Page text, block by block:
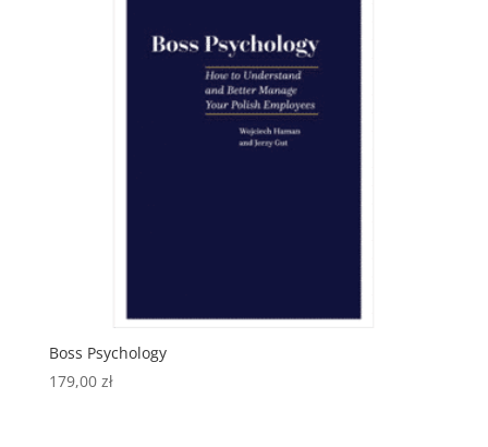
Boss Psychology
179,00 zł